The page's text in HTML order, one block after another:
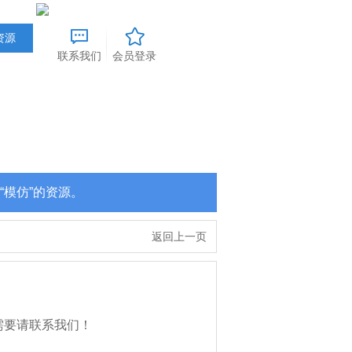
联系我们 会员登录
仿”的资源。
返回上一页
请联系我们！